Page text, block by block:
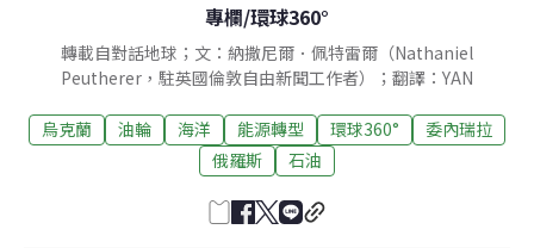
專欄/環球360°
轉載自對話地球；文：納撒尼爾．佩特雷爾（Nathaniel
Peutherer，駐英國倫敦自由新聞工作者）；翻譯：YAN
烏克蘭 油輪 海洋 能源轉型 環球360°
委內瑞拉
俄羅斯
石油